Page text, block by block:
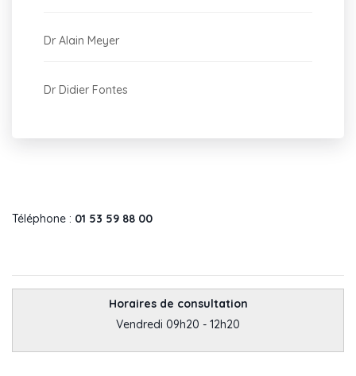
Dr Alain Meyer
Dr Didier Fontes
Téléphone : 01 53 59 88 00
Horaires de consultation
Vendredi 09h20 - 12h20